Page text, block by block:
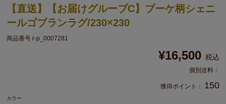
【直送】【お届けグループC】ブーケ柄シェニ
ールゴブランラグ/230×230
商品番号 r-p_0007281
¥16,500 税込
獲得ポイント： 150
カラー